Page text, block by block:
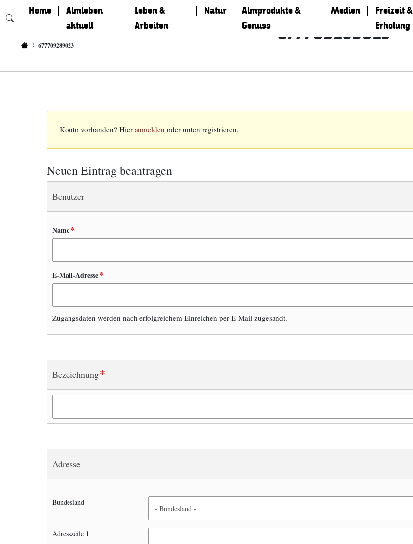
Zum Inhalt springen
Home
Almleben
aktuell
Leben &
Arbeiten
Natur
Almprodukte &
Genuss
Medien
Freizeit &
Erholung
677709289023 677709289023
Konto vorhanden? Hier anmelden oder unten registrieren.
Neuen Eintrag beantragen
Benutzer
Name*
E-Mail-Adresse*
Zugangsdaten werden nach erfolgreichem Einreichen per E-Mail zugesandt.
Bezeichnung*
Adresse
Bundesland
Adresszeile 1